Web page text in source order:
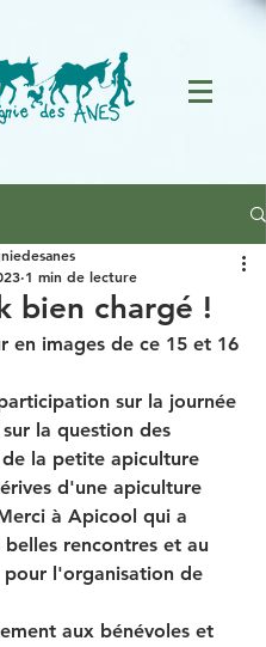
bien chargé !
1 min de lecture
en images de ce 15 et 16
sur la journée
la question des
la petite apiculture
d'une apiculture
à Apicool qui a
belles rencontres et au
l'organisation de
aux bénévoles et